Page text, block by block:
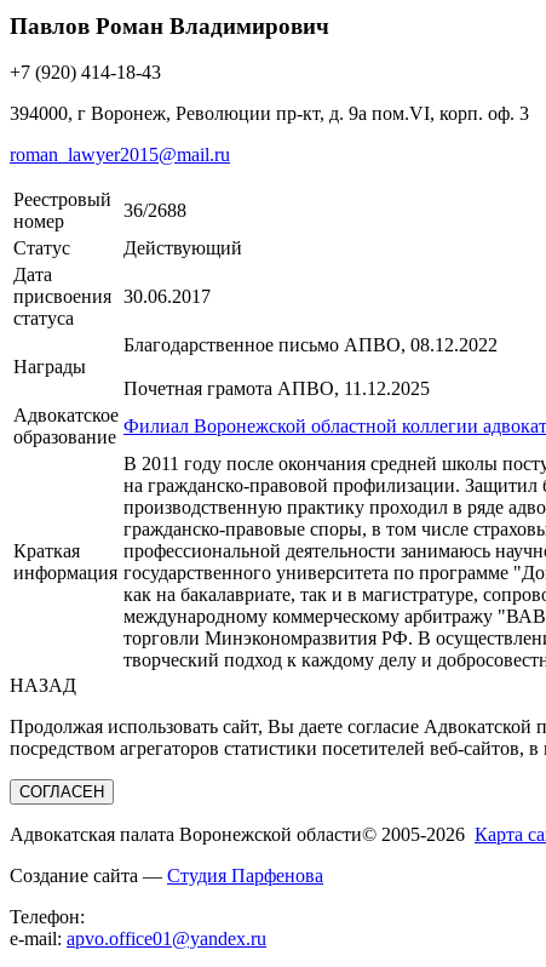
Павлов Роман Владимирович
+7 (920) 414-18-43
394000, г Воронеж, Революции пр-кт, д. 9а пом.VI, корп. оф. 3
roman_lawyer2015@mail.ru
Реестровый
номер
36/2688
Статус
Действующий
Дата
присвоения
статуса
30.06.2017
Награды
Благодарственное письмо АПВО, 08.12.2022
Почетная грамота АПВО, 11.12.2025
Адвокатское
образование
Филиал Воронежской областной коллегии
Краткая
информация
В 2011 году после окончания средней школы
на гражданско-правовой профилизации.
производственную практику проходил в ряде
гражданско-правовые споры, в том числе
профессиональной деятельности занимаюсь
государственного университета по программе
как на бакалавриате, так и в магистратуре,
международному коммерческому арбитражу
торговли Минэкономразвития РФ. В
творческий подход к каждому делу и
НАЗАД
Продолжая использовать сайт, Вы даете согласие
посредством агрегаторов статистики посетителей веб-сайтов,
СОГЛАСЕН
Адвокатская палата Воронежской области© 2005-2026 Карта
Создание сайта — Студия Парфенова
Телефон:
e-mail: apvo.office01@yandex.ru